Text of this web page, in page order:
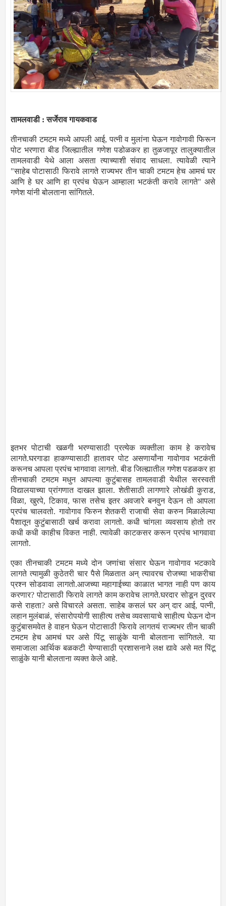
तामलवाडी : सर्जेराव गायकवाड
तीनचाकी टमटम मध्ये आपली आई, पत्नी व मुलांना घेऊन गावोगावी फिरून
पोट भरणारा बीड जिल्ह्यातील गणेश पडोळकर हा तुळजापूर तालुक्यातील
तामलवाडी येथे आला असता त्याच्याशी संवाद साधला. त्यावेळी त्याने
"साहेब पोटासाठी फिरावे लागते राज्यभर तीन चाकी टमटम हेच आमचं घर
आणि हे घर आणि हा प्रपंच घेऊन आम्हाला भटकंती करावे लागते" असे
गणेश यांनी बोलताना सांगितले.
इतभर पोटाची खळगी भरण्यासाठी प्रत्येक व्यक्तीला काम हे करावेच
लागते.घरगाडा हाकण्यासाठी हातावर पोट असणार्यांना गावोगाव भटकंती
करूनच आपला प्रपंच भागवावा लागतो. बीड जिल्ह्यातील गणेश पडळकर हा
तीनचाकी टमटम मधुन आपल्या कुटुंबासह तामलवाडी येथील सरस्वती
विद्यालयाच्या प्रांगणात दाखल झाला. शेतीसाठी लागणारे लोखंडी कुराड,
विळा, खुरपे, टिकाव, फास तसेच इतर अवजारे बनवुन देऊन तो आपला
प्रपंच चालवतो. गावोगाव फिरुन शेतकरी राजाची सेवा करुन मिळालेल्या
पैशातून कुटुंबासाठी खर्च करावा लागतो. कधी चांगला व्यवसाय होतो तर
कधी कधी काहीच विकत नाही. त्यावेळी काटकसर करून प्रपंच भागवावा
लागतो.
एका तीनचाकी टमटम मध्ये दोन जणांचा संसार घेऊन गावोगाव भटकावे
लागते त्यामुळी कुठेतरी चार पैसे मिळतात अन् त्यावरच रोजच्या भाकरीचा
प्रश्न सोडवावा लागतो.आजच्या महागाईच्या काळात भागत नाही पण काय
करणार? पोटासाठी फिरावे लागते काम करावेच लागते.घरदार सोडून दुरवर
कसे राहता? असे विचारले असता. साहेब कसलं घर अन् दार आई, पत्नी,
लहान मुलंबाळं, संसारोपयोगी साहीत्य तसेच व्यवसायाचे साहीत्य घेऊन दोन
कुटुंबासमवेत हे वाहन घेऊन पोटासाठी फिरावे लागतयं राज्यभर तीन चाकी
टमटम हेच आमचं घर असे पिंटू साळुंके यानी बोलताना सांगितले. या
समाजाला आर्थिक बळकटी येण्यासाठी प्रशासनाने लक्ष द्यावे असे मत पिंटू
साळुंके यानी बोलताना व्यक्त केले आहे.